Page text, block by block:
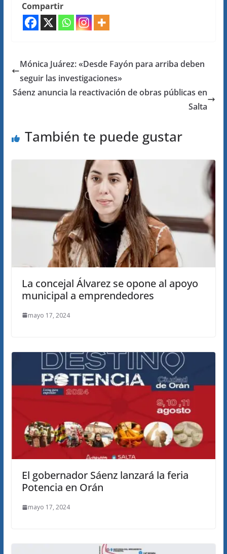
Compartir
Mónica Juárez: «Desde Fayón para arriba deben
seguir las investigaciones»
Sáenz anuncia la reactivación de obras públicas en
Salta
También te puede gustar
La concejal Álvarez se opone al apoyo
municipal a emprendedores
mayo 17, 2024
El gobernador Sáenz lanzará la feria
Potencia en Orán
mayo 17, 2024